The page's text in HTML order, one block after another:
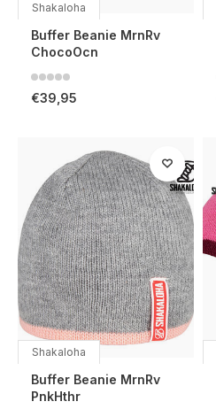
Shakaloha
Buffer Beanie MrnRv
ChocoOcn
€39,95
Shakaloha
Buffer Beanie MrnRv
PnkHthr